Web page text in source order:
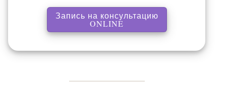
Запись на консультацию
ONLINE , перенаправляет на